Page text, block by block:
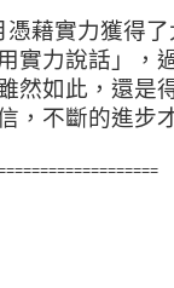
憑藉實力獲得
實力說話」，
然如此，還是
，不斷的進步